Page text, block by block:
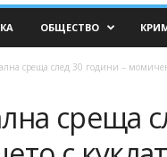
ОБЩЕСТВО
среща след 30 години –
среща